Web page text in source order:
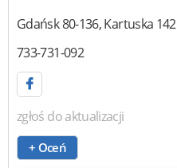
Gdańsk80-136,Kartuska 142
733-731-092
zgłoś do aktualizacji
+ Oceń